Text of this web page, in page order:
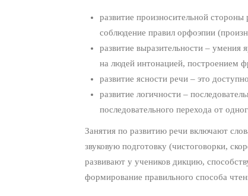
развитие произносительной
соблюдение правил орфоэпии
развитие выразительности – умения
на людей интонацией, построением
развитие ясности речи – это
развитие логичности –
последовательного перехода от
Занятия по развитию речи включают
звуковую подготовку (чистоговорки,
развивают у учеников дикцию,
формирование правильного способа